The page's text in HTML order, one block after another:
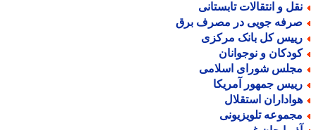
و انتقالات تابستانی
جویی در مصرف برق
کل بانک مرکزی
و نوجوانان
شورای اسلامی
جمهور آمریکا
استقلال
تلویزیونی